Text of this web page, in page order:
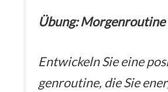
Übung: Mor­gen­rou­ti­ne
Ent­wi­ckeln Sie eine
gen­rou­ti­ne, die Sie